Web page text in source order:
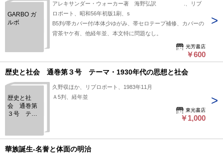
GARBO ガ
ルボ
アレキサンダー・ウォーカー著 海野弘訳 .、リブ
ロポート、昭和56年初版1刷、s
B5判/帯カバー付/本体少ゆがみ、帯セロテープ補修、カバーの
背茶ヤケ有、他経年並、本文特に問題なし。
光芳書店
￥600
歴史と社会 通巻第３号 テーマ・1930年代の思想と社会
歴史と社
会 通巻第
３号 テー
社会
久野収ほか、リブロポート、1983年11月
Ａ5判、経年並
東光書店
￥1,000
華族誕生-名誉と体面の明治